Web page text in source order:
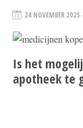
24 NOVEMBER 2025
Is het
apotheek te